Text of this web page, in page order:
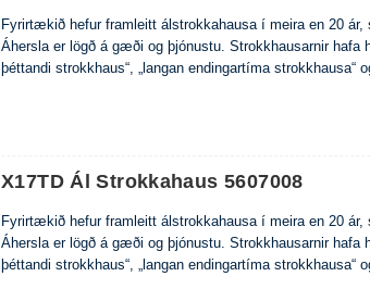
Fyrirtækið hefur framleitt álstrokkahausa í meira en 20
Áhersla er lögð á gæði og þjónustu. Strokkhausarnir hafa
þéttandi strokkhaus“, „langan endingartíma
X17TD Ál Strokkahaus 5607008
Fyrirtækið hefur framleitt álstrokkahausa í meira en 20
Áhersla er lögð á gæði og þjónustu. Strokkhausarnir hafa
þéttandi strokkhaus“, „langan endingartíma